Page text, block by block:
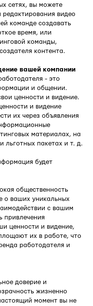
сетях, вы можете
видео
команде создавать
время, или
команды,
контента.
вашей компании
- это
и общении.
ценности и видение.
и видение
их через объявления
материалах, на
льготных пакетах и т. д.
будет
общественность
о ваших уникальных
с вашим
привлечения
ценности и видение,
их в работе, что
работодателя и
доверие и
жизненно
момент вы не